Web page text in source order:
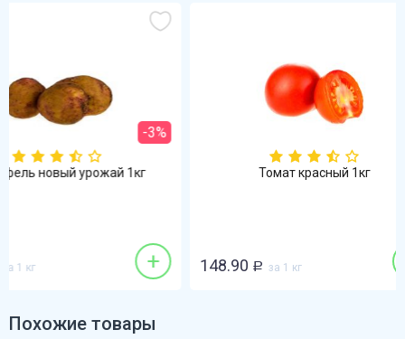
Томат красный 1кг
148.90 за 1 кг +
Перец
298.90 за 1 кг
Похожие товары